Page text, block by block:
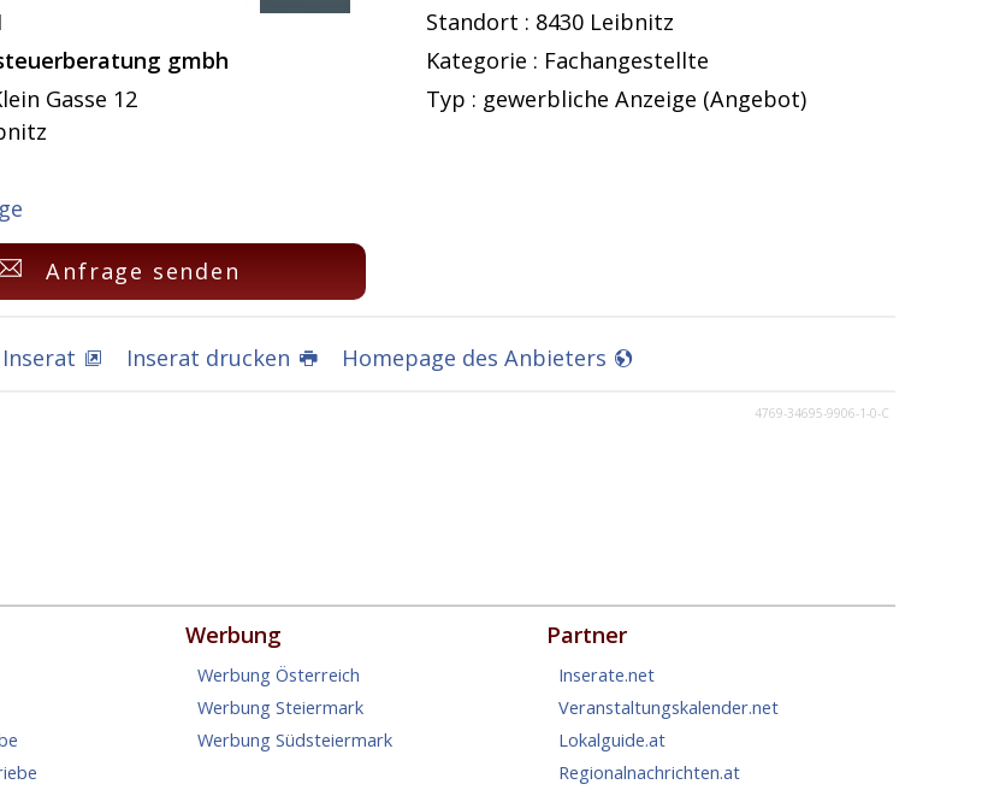
gmbh
Gasse 12
Anfrage senden
Standort : 8430 Leibnitz
Kategorie : Fachangestellte
Typ : gewerbliche Anzeige (Angebot)
Inserat drucken Homepage des Anbieters
4769-34695-9906-1-0-C
Werbung
Werbung Österreich
Werbung Steiermark
Werbung Südsteiermark
Partner
Inserate.net
Veranstaltungskalender.net
Lokalguide.at
Regionalnachrichten.at